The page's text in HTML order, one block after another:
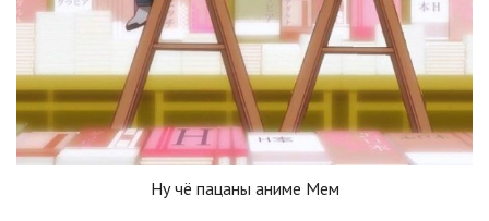
Ну чё пацаны аниме Мем